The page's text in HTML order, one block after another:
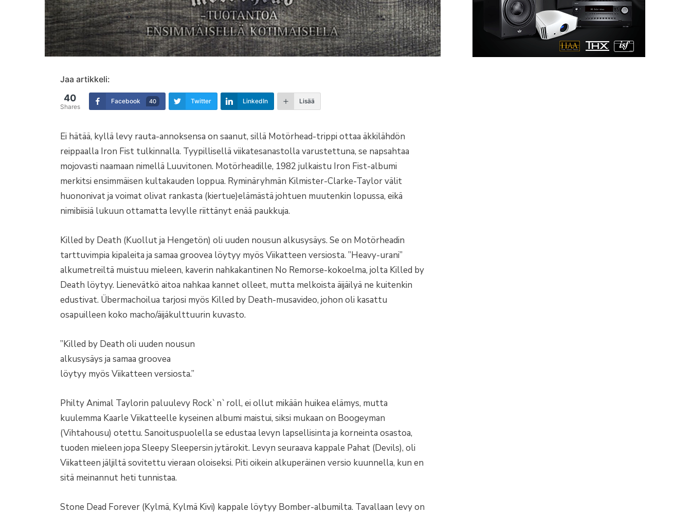
Jaa artikkeli:
40
Shares
Facebook 40 Twitter LinkedIn Lisää
Ei hätää, kyllä levy rauta-annoksensa on saanut, sillä Motörhead-trippi ottaa äkkilähdön
reippaalla Iron Fist tulkinnalla. Tyypillisellä viikatesanastolla varustettuna, se napsahtaa
mojovasti naamaan nimellä Luuvitonen. Motörheadille, 1982 julkaistu Iron Fist-albumi
merkitsi ensimmäisen kultakauden loppua. Ryminäryhmän Kilmister-Clarke-Taylor välit
huononivat ja voimat olivat rankasta (kiertue)elämästä johtuen muutenkin lopussa, eikä
nimibiisiä lukuun ottamatta levylle riittänyt enää paukkuja.
Killed by Death (Kuollut ja Hengetön) oli uuden nousun alkusysäys. Se on Motörheadin
tarttuvimpia kipaleita ja samaa groovea löytyy myös Viikatteen versiosta. ”Heavy-urani”
alkumetreiltä muistuu mieleen, kaverin nahkakantinen No Remorse-kokoelma, jolta Killed by
Death löytyy. Lienevätkö aitoa nahkaa kannet olleet, mutta melkoista äijäilyä ne kuitenkin
edustivat. Übermachoilua tarjosi myös Killed by Death-musavideo, johon oli kasattu
osapuilleen koko macho/äijäkulttuurin kuvasto.
”Killed by Death oli uuden nousun
alkusysäys ja samaa groovea
löytyy myös Viikatteen versiosta.”
Philty Animal Taylorin paluulevy Rock`n`roll, ei ollut mikään huikea elämys, mutta
kuulemma Kaarle Viikatteelle kyseinen albumi maistui, siksi mukaan on Boogeyman
(Vihtahousu) otettu. Sanoituspuolella se edustaa levyn lapsellisinta ja korneinta osastoa,
tuoden mieleen jopa Sleepy Sleepersin jytärokit. Levyn seuraava kappale Pahat (Devils), oli
Viikatteen jäljiltä sovitettu vieraan oloiseksi. Piti oikein alkuperäinen versio kuunnella, kun en
sitä meinannut heti tunnistaa.
Stone Dead Forever (Kylmä, Kylmä Kivi) kappale löytyy Bomber-albumilta. Tavallaan levy on